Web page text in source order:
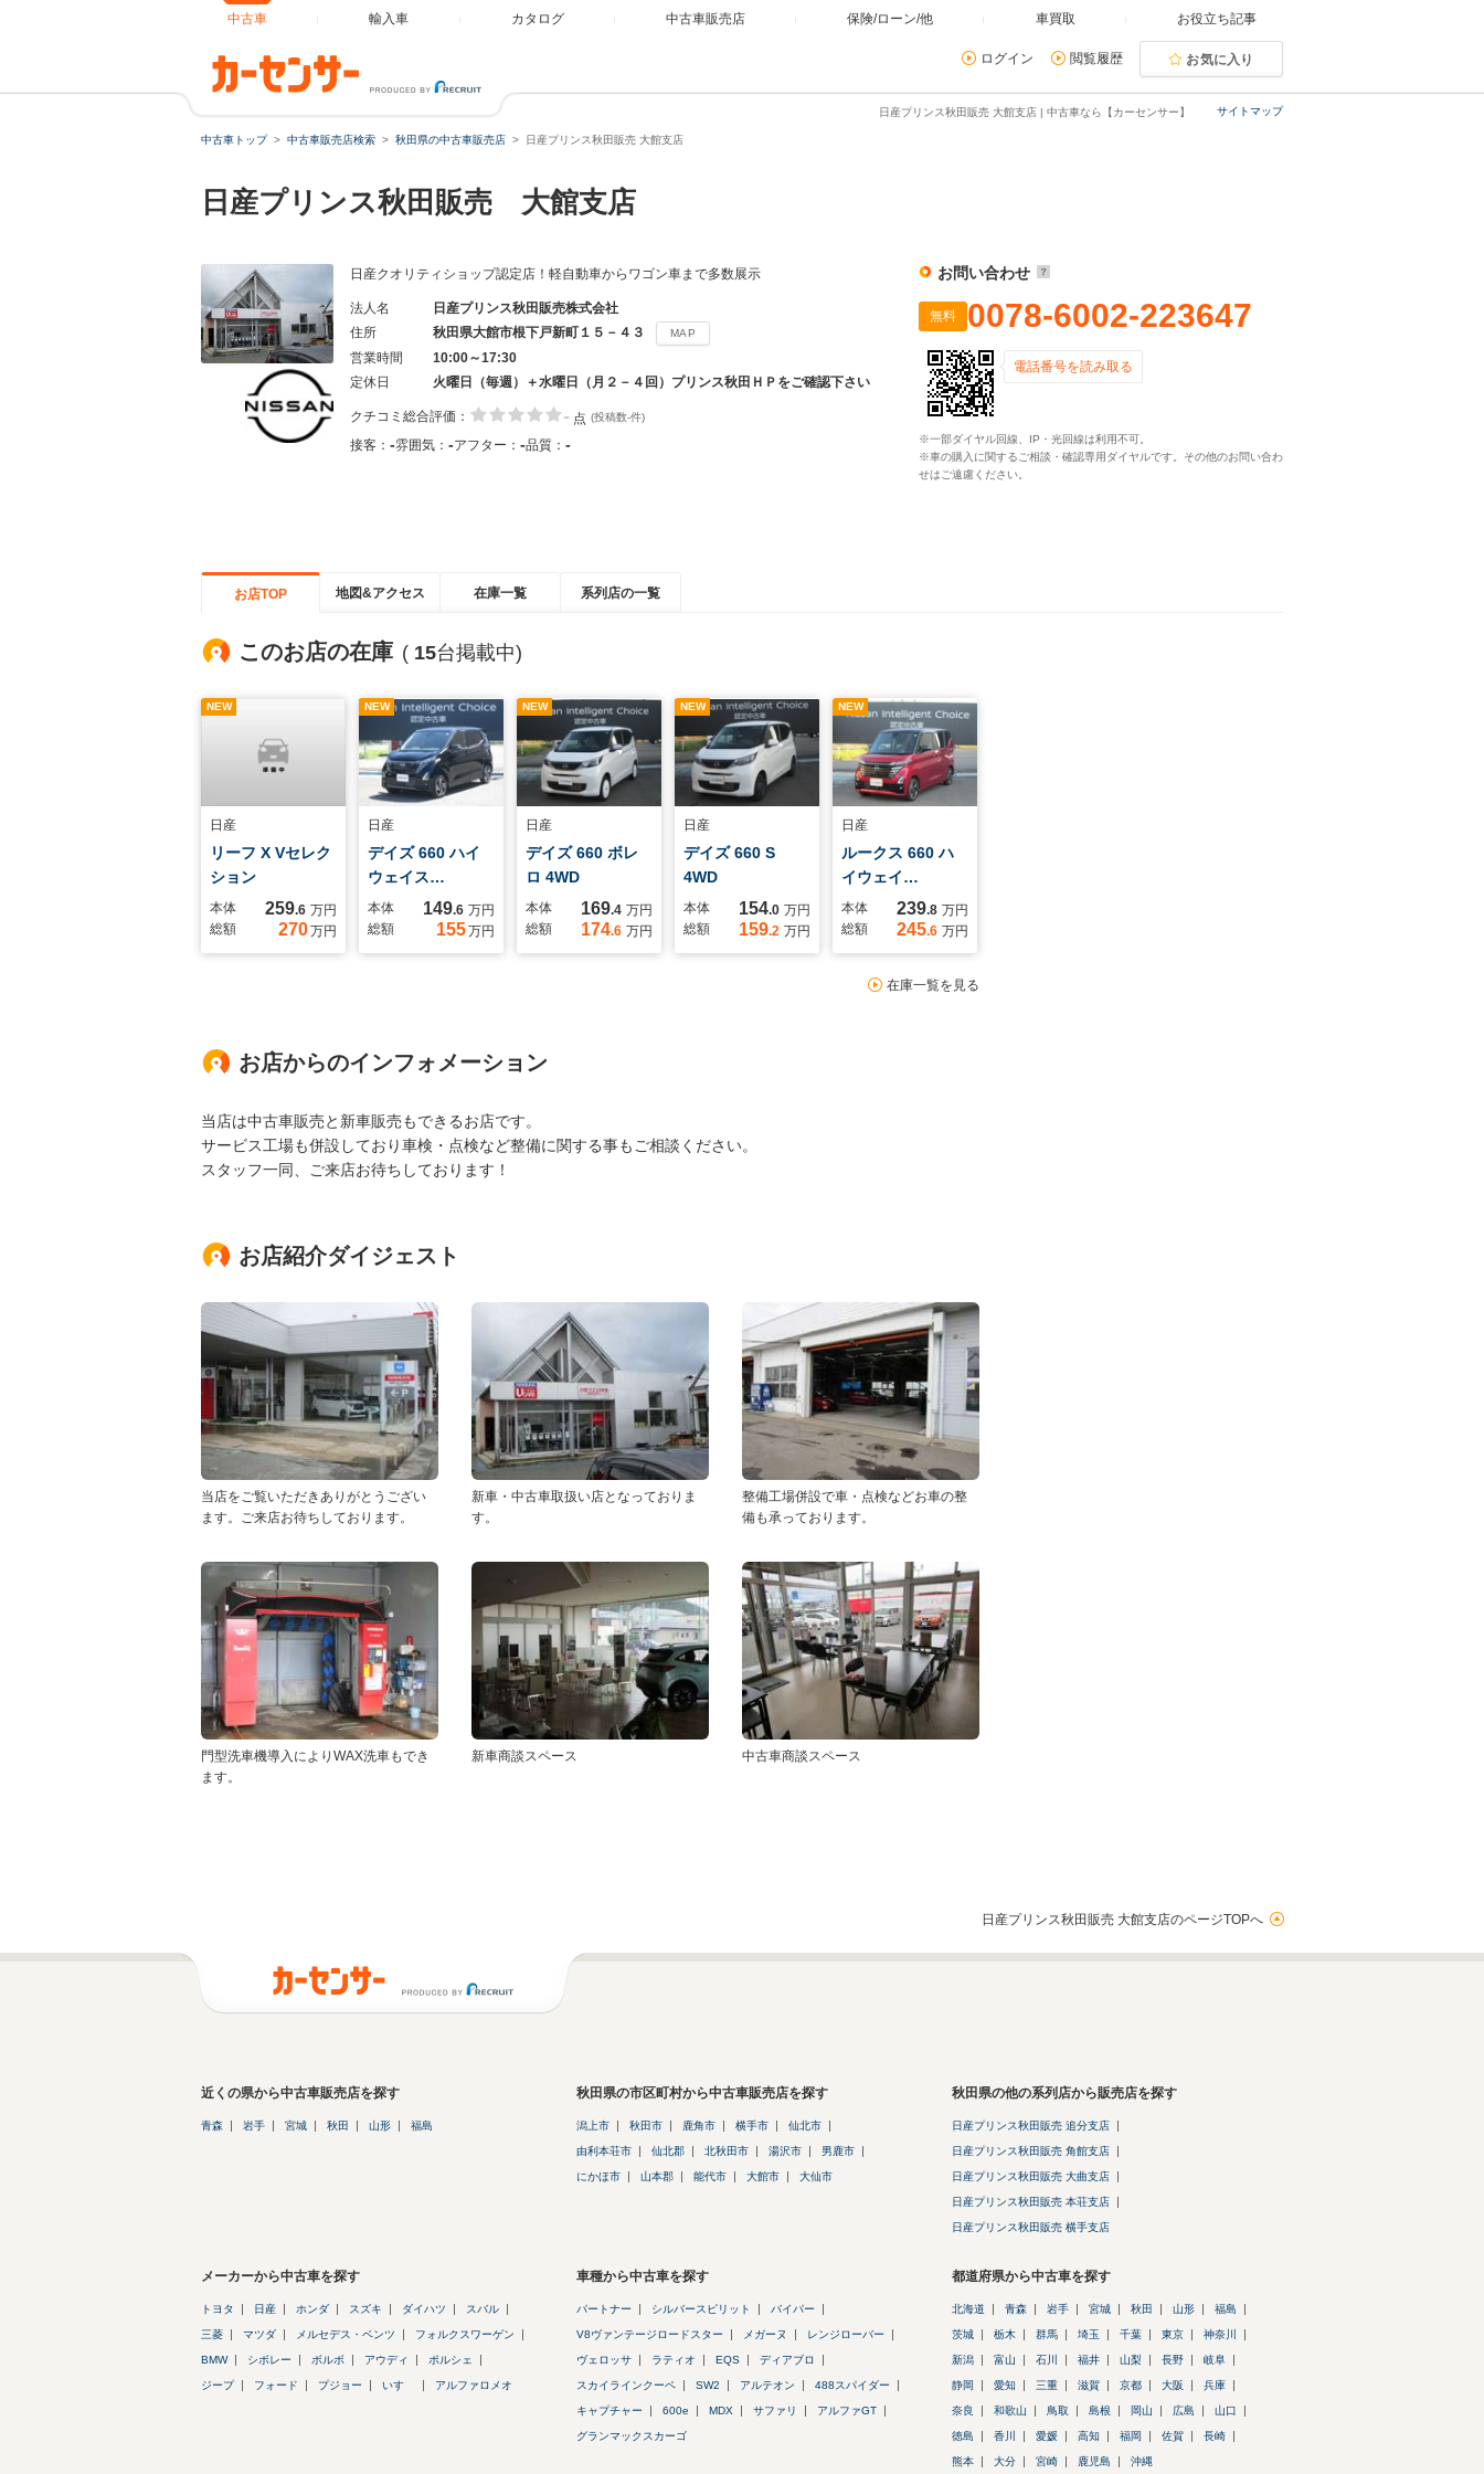
中古車 輸入車 カタログ 中古車販売店 保険/ローン/他 車買取 お役立ち記事
ログイン 閲覧履歴 お気に入り
サイトマップ
日産プリンス秋田販売 大館支店 | 中古車なら【カーセンサー】
中古車トップ 中古車販売店検索 秋田県の中古車販売店 日産プリンス秋田販売 大館支店
日産プリンス秋田販売 大館支店
日産クオリティショップ認定店！軽自動車からワゴン車まで多数展示
法人名
日産プリンス秋田販売株式会社
住所
秋田県大館市根下戸新町１５－４３ MAP
営業時間
10:00～17:30
定休日
火曜日（毎週）＋水曜日（月２－４回）プリンス秋田ＨＰをご確認下さい
クチコミ総合評価： - 点 (投稿数-件)
接客： -雰囲気： -アフター： -品質： -
お問い合わせ
無料 0078-6002-223647
電話番号を読み取る
※一部ダイヤル回線、IP・光回線は利用不可。
※車の購入に関するご相談・確認専用ダイヤルです。その他のお問い合わ
せはご遠慮ください。
お店TOP 地図&アクセス 在庫一覧 系列店の一覧
このお店の在庫 ( 15台掲載中)
NEW
日産
リーフ X Vセレク
ション
本体 259.6 万円
総額
270万円
NEW
日産
デイズ 660 ハイ
ウェイス…
本体 149.6 万円
総額
155万円
NEW
日産
デイズ 660 ボレ
ロ 4WD
本体 169.4 万円
総額
174.6 万円
NEW
日産
デイズ 660 S
4WD
本体 154.0 万円
総額
159.2 万円
NEW
日産
ルークス 660 ハ
イウェイ…
本体 239.8 万円
総額
245.6 万円
在庫一覧を見る
お店からのインフォメーション
当店は中古車販売と新車販売もできるお店です。
サービス工場も併設しており車検・点検など整備に関する事もご相談ください。
スタッフ一同、ご来店お待ちしております！
お店紹介ダイジェスト
当店をご覧いただきありがとうござい
ます。ご来店お待ちしております。
新車・中古車取扱い店となっておりま
す。
整備工場併設で車・点検などお車の整
備も承っております。
門型洗車機導入によりWAX洗車もでき
ます。
新車商談スペース 中古車商談スペース
日産プリンス秋田販売 大館支店のページTOPへ
近くの県から中古車販売店を探す
青森 岩手 宮城 秋田 山形 福島
秋田県の市区町村から中古車販売店を探す
潟上市 秋田市 鹿角市 横手市 仙北市
由利本荘市 仙北郡 北秋田市 湯沢市 男鹿市
にかほ市 山本郡 能代市 大館市 大仙市
秋田県の他の系列店から販売店を探す
日産プリンス秋田販売 追分支店
日産プリンス秋田販売 角館支店
日産プリンス秋田販売 大曲支店
日産プリンス秋田販売 本荘支店
日産プリンス秋田販売 横手支店
メーカーから中古車を探す
トヨタ 日産 ホンダ スズキ ダイハツ スバル
三菱 マツダ メルセデス・ベンツ フォルクスワーゲン
BMW シボレー ボルボ アウディ ポルシェ
ジープ フォード プジョー いすゞ アルファロメオ
車種から中古車を探す
パートナー シルバースピリット バイパー
V8ヴァンテージロードスター メガーヌ レンジローバー
ヴェロッサ ラティオ EQS ディアブロ
スカイラインクーペ SW2 アルテオン 488スパイダー
キャプチャー 600e MDX サファリ アルファGT
グランマックスカーゴ
都道府県から中古車を探す
北海道 青森 岩手 宮城 秋田 山形 福島
茨城 栃木 群馬 埼玉 千葉 東京 神奈川
新潟 富山 石川 福井 山梨 長野 岐阜
静岡 愛知 三重 滋賀 京都 大阪 兵庫
奈良 和歌山 鳥取 島根 岡山 広島 山口
徳島 香川 愛媛 高知 福岡 佐賀 長崎
熊本 大分 宮崎 鹿児島 沖縄